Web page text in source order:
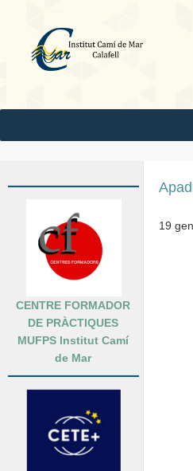
CENTRE FORMADOR
DE PRÀCTIQUES
MUFPS Institut Camí
de Mar
19